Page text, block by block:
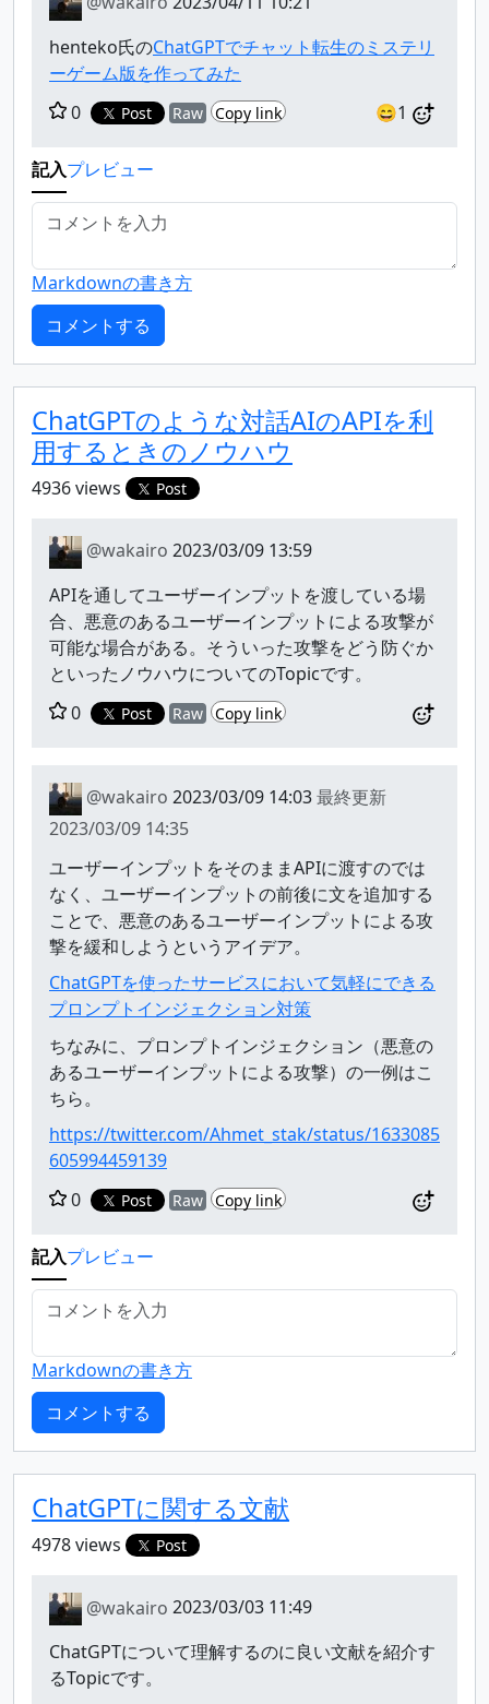
henteko氏のChatGPTでチャット転生のミステリ
ーゲーム版を作ってみた
0
Post Raw Copy link 😄1
記入プレビュー
Markdownの書き方
ChatGPTのような対話AIのAPIを利
用するときのノウハウ
4936 views Post
@wakairo 2023/03/09 13:59
APIを通してユーザーインプットを渡している場
合、悪意のあるユーザーインプットによる攻撃が
可能な場合がある。そういった攻撃をどう防ぐか
といったノウハウについてのTopicです。
0
Post Raw Copy link
@wakairo 2023/03/09 14:03最終更新
2023/03/09 14:35
ユーザーインプットをそのままAPIに渡すのでは
なく、ユーザーインプットの前後に文を追加する
ことで、悪意のあるユーザーインプットによる攻
撃を緩和しようというアイデア。
ChatGPTを使ったサービスにおいて気軽にできる
プロンプトインジェクション対策
ちなみに、プロンプトインジェクション（悪意の
あるユーザーインプットによる攻撃）の一例はこ
ちら。
https://twitter.com/Ahmet_stak/status/1633085
605994459139
0
Post Raw Copy link
記入プレビュー
Markdownの書き方
ChatGPTに関する文献
4978 views Post
@wakairo 2023/03/03 11:49
ChatGPTについて理解するのに良い文献を紹介す
るTopicです。